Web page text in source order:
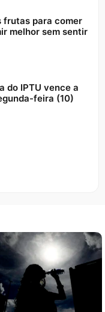
frutas para comer
melhor sem sentir
do IPTU vence a
feira (10)